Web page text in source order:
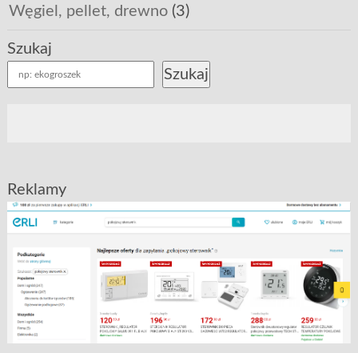
Węgiel, pellet, drewno(3)
Szukaj
Szukaj
Reklamy